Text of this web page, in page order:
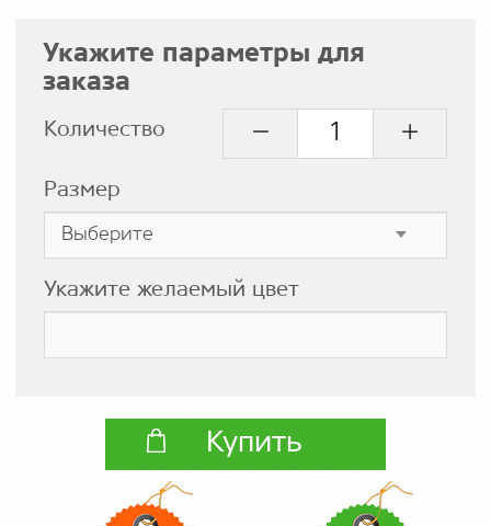
Укажите параметры для
заказа
Количество
Размер
Укажите желаемый цвет
Купить